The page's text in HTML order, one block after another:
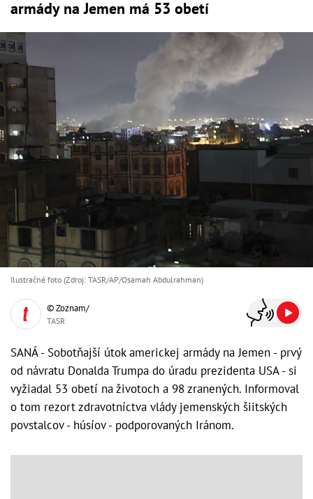
armády na Jemen má 53 obetí
Ilustračné foto (Zdroj: TASR/AP/Osamah Abdulrahman)
© Zoznam/
TASR
SANÁ - Sobotňajší útok americkej armády na Jemen - prvý
od návratu Donalda Trumpa do úradu prezidenta USA - si
vyžiadal 53 obetí na životoch a 98 zranených. Informoval
o tom rezort zdravotníctva vlády jemenských šiitských
povstalcov - húsíov - podporovaných Iránom.